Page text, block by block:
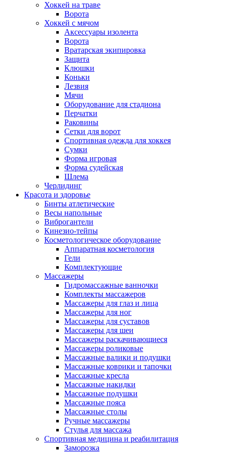
Хоккей на траве
Ворота
Хоккей с мячом
Аксессуары изолента
Ворота
Вратарская экипировка
Защита
Клюшки
Коньки
Лезвия
Мячи
Оборудование для стадиона
Перчатки
Раковины
Сетки для ворот
Спортивная одежда для хоккея
Сумки
Форма игровая
Форма судейская
Шлема
Черлидинг
Красота и здоровье
Бинты атлетические
Весы напольные
Виброгантели
Кинезио-тейпы
Косметологическое оборудование
Аппаратная косметология
Гели
Комплектующие
Массажеры
Гидромассажные ванночки
Комплекты массажеров
Массажеры для глаз и лица
Массажеры для ног
Массажеры для суставов
Массажеры для шеи
Массажеры раскачивающиеся
Массажеры роликовые
Массажные валики и подушки
Массажные коврики и тапочки
Массажные кресла
Массажные накидки
Массажные подушки
Массажные пояса
Массажные столы
Ручные массажеры
Стулья для массажа
Спортивная медицина и реабилитация
Заморозка